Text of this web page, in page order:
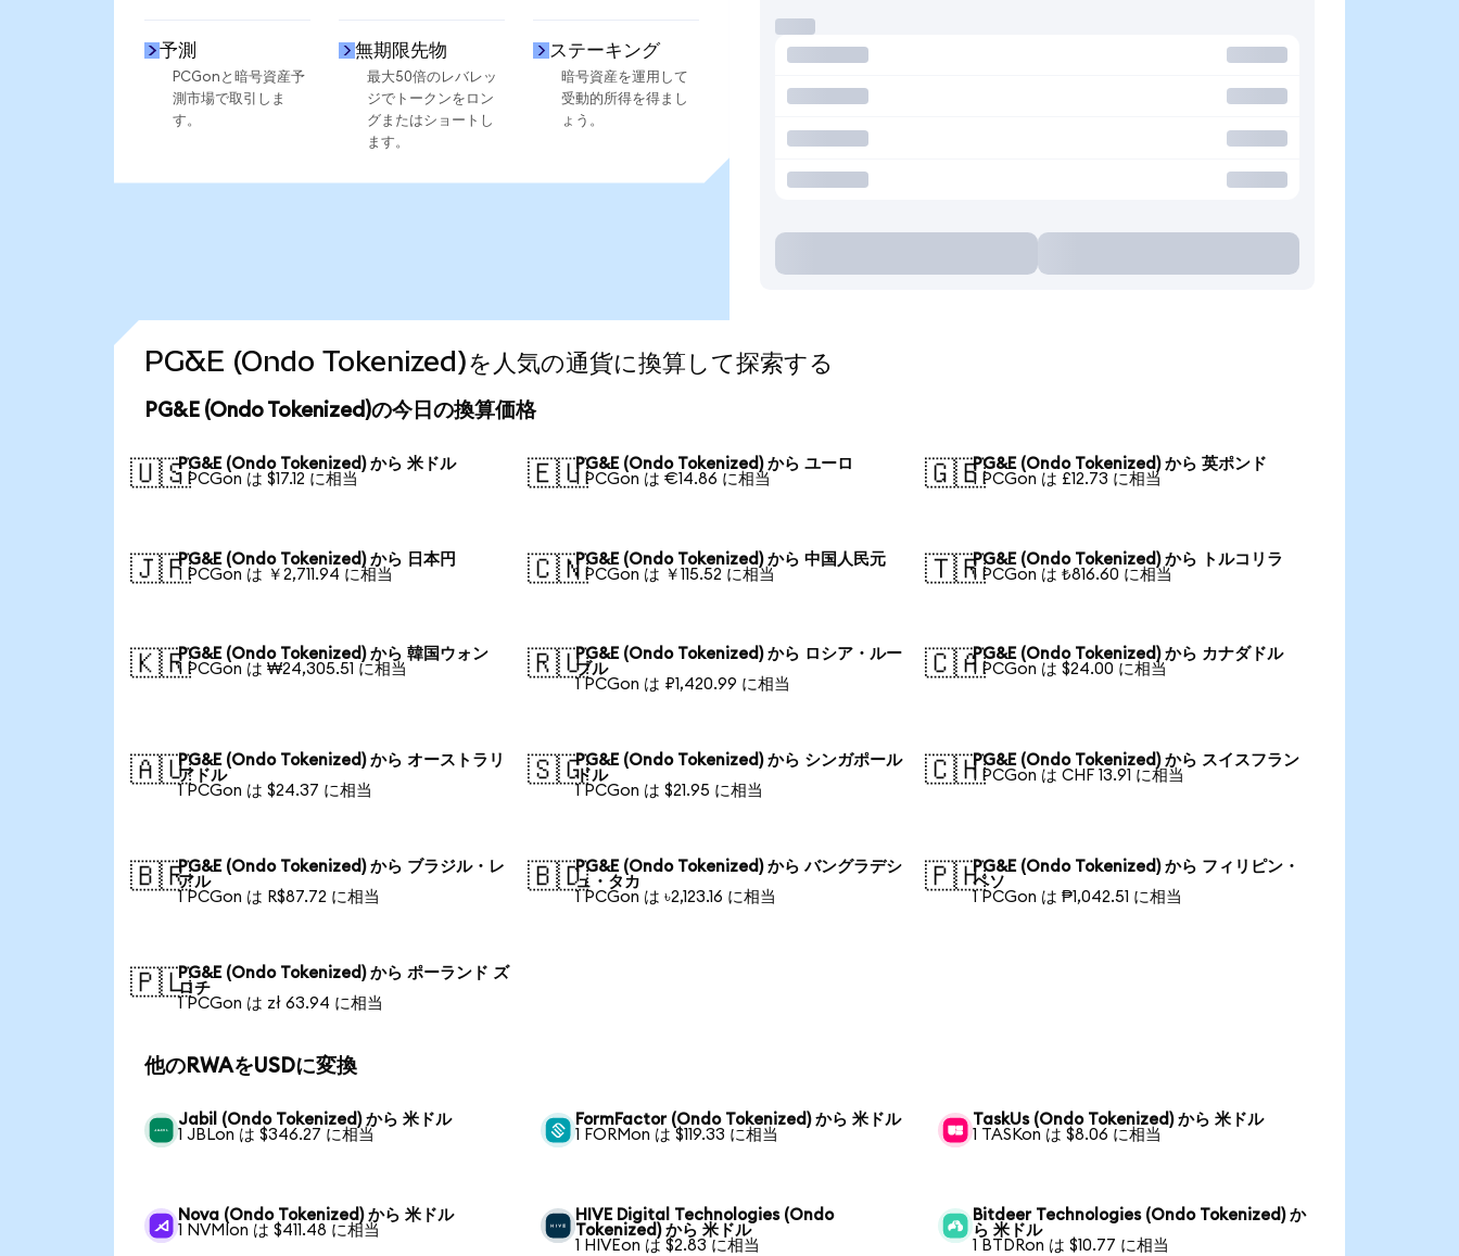
予測
PCGonと暗号資産予
測市場で取引しま
す。
無期限先物
最大50倍のレバレッ
ジでトークンをロン
グまたはショートし
ます。
ステーキング
暗号資産を運用して
受動的所得を得まし
ょう。
PG&E (Ondo Tokenized)を人気の通貨に換算して探索する
PG&E (Ondo Tokenized)の今日の換算価格
🇺🇸PG&E (Ondo Tokenized) から 米ドル
1 PCGon は $17.12 に相当
🇪🇺PG&E (Ondo Tokenized) から ユーロ
1 PCGon は €14.86 に相当
🇬🇧PG&E (Ondo Tokenized) から 英ポンド
1 PCGon は £12.73 に相当
🇯🇵PG&E (Ondo Tokenized) から 日本円
1 PCGon は ￥2,711.94 に相当
🇨🇳PG&E (Ondo Tokenized) から 中国人民元
1 PCGon は ￥115.52 に相当
🇹🇷PG&E (Ondo Tokenized) から トルコリラ
1 PCGon は ₺816.60 に相当
🇰🇷PG&E (Ondo Tokenized) から 韓国ウォン
1 PCGon は ₩24,305.51 に相当
🇷🇺PG&E (Ondo Tokenized) から ロシア・ルー
ブル
1 PCGon は ₽1,420.99 に相当
🇨🇦PG&E (Ondo Tokenized) から カナダドル
1 PCGon は $24.00 に相当
🇦🇺PG&E (Ondo Tokenized) から オーストラリ
アドル
1 PCGon は $24.37 に相当
🇸🇬PG&E (Ondo Tokenized) から シンガポール
ドル
1 PCGon は $21.95 に相当
🇨🇭PG&E (Ondo Tokenized) から スイスフラン
1 PCGon は CHF 13.91 に相当
🇧🇷PG&E (Ondo Tokenized) から ブラジル・レ
アル
1 PCGon は R$87.72 に相当
🇧🇩PG&E (Ondo Tokenized) から バングラデシ
ュ・タカ
1 PCGon は ৳2,123.16 に相当
🇵🇭PG&E (Ondo Tokenized) から フィリピン・
ペソ
1 PCGon は ₱1,042.51 に相当
🇵🇱PG&E (Ondo Tokenized) から ポーランド ズ
ロチ
1 PCGon は zł 63.94 に相当
他のRWAをUSDに変換
Jabil (Ondo Tokenized) から 米ドル
1 JBLon は $346.27 に相当
FormFactor (Ondo Tokenized) から 米ドル
1 FORMon は $119.33 に相当
TaskUs (Ondo Tokenized) から 米ドル
1 TASKon は $8.06 に相当
Nova (Ondo Tokenized) から 米ドル
1 NVMIon は $411.48 に相当
HIVE Digital Technologies (Ondo
Tokenized) から 米ドル
1 HIVEon は $2.83 に相当
Bitdeer Technologies (Ondo Tokenized) か
ら 米ドル
1 BTDRon は $10.77 に相当